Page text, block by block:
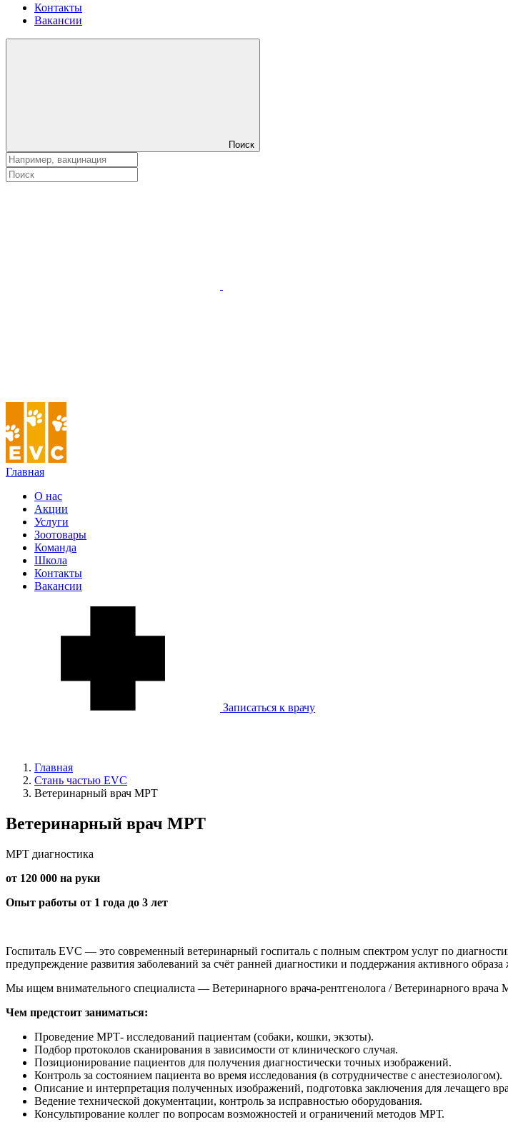
Контакты
Вакансии
Поиск
Главная
О нас
Акции
Услуги
Зоотовары
Команда
Школа
Контакты
Вакансии
Записаться к врачу
Главная
Стань частью EVC
Ветеринарный врач МРТ
Ветеринарный врач МРТ
МРТ диагностика
от 120 000 на руки
Опыт работы от 1 года до 3 лет
Госпиталь EVC — это современный ветеринарный госпиталь с полным спектром услуг по
предупреждение развития заболеваний за счёт ранней диагностики и поддержания активного
Мы ищем внимательного специалиста — Ветеринарного врача-рентгенолога / Ветеринарного врача
Чем предстоит заниматься:
Проведение МРТ- исследований пациентам (собаки, кошки, экзоты).
Подбор протоколов сканирования в зависимости от клинического случая.
Позиционирование пациентов для получения диагностически точных изображений.
Контроль за состоянием пациента во время исследования (в сотрудничестве с анестезиологом).
Описание и интерпретация полученных изображений, подготовка заключения для лечащего
Ведение технической документации, контроль за исправностью оборудования.
Консультирование коллег по вопросам возможностей и ограничений методов МРТ.